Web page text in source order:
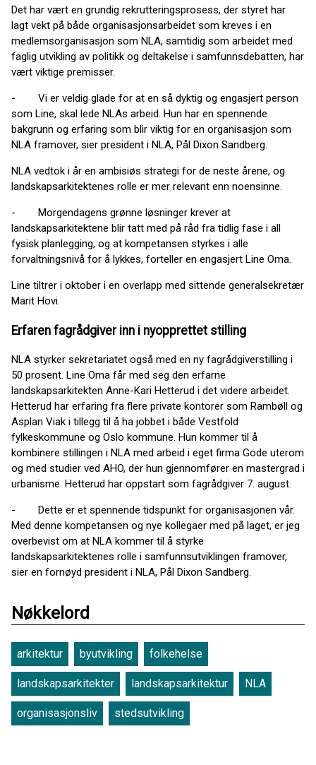
Det har vært en grundig rekrutteringsprosess, der styret har
lagt vekt på både organisasjonsarbeidet som kreves i en
medlemsorganisasjon som NLA, samtidig som arbeidet med
faglig utvikling av politikk og deltakelse i samfunnsdebatten, har
vært viktige premisser.
- Vi er veldig glade for at en så dyktig og engasjert person
som Line, skal lede NLAs arbeid. Hun har en spennende
bakgrunn og erfaring som blir viktig for en organisasjon som
NLA framover, sier president i NLA, Pål Dixon Sandberg.
NLA vedtok i år en ambisiøs strategi for de neste årene, og
landskapsarkitektenes rolle er mer relevant enn noensinne.
- Morgendagens grønne løsninger krever at
landskapsarkitektene blir tatt med på råd fra tidlig fase i all
fysisk planlegging, og at kompetansen styrkes i alle
forvaltningsnivå for å lykkes, forteller en engasjert Line Oma.
Line tiltrer i oktober i en overlapp med sittende generalsekretær
Marit Hovi.
Erfaren fagrådgiver inn i nyopprettet stilling
NLA styrker sekretariatet også med en ny fagrådgiverstilling i
50 prosent. Line Oma får med seg den erfarne
landskapsarkitekten Anne-Kari Hetterud i det videre arbeidet.
Hetterud har erfaring fra flere private kontorer som Rambøll og
Asplan Viak i tillegg til å ha jobbet i både Vestfold
fylkeskommune og Oslo kommune. Hun kommer til å
kombinere stillingen i NLA med arbeid i eget firma Gode uterom
og med studier ved AHO, der hun gjennomfører en mastergrad i
urbanisme. Hetterud har oppstart som fagrådgiver 7. august.
- Dette er et spennende tidspunkt for organisasjonen vår.
Med denne kompetansen og nye kollegaer med på laget, er jeg
overbevist om at NLA kommer til å styrke
landskapsarkitektenes rolle i samfunnsutviklingen framover,
sier en fornøyd president i NLA, Pål Dixon Sandberg.
Nøkkelord
arkitektur byutvikling folkehelse
landskapsarkitekter landskapsarkitektur NLA
organisasjonsliv stedsutvikling